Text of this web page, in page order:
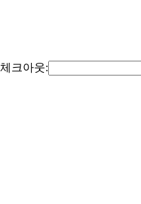
체크아웃: